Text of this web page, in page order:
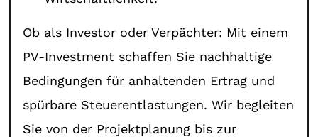
Ob als Investor oder Verpächter: Mit einem
PV-Investment schaffen Sie nachhaltige
Bedingungen für anhaltenden Ertrag und
spürbare Steuerentlastungen. Wir begleiten
Sie von der Projektplanung bis zur